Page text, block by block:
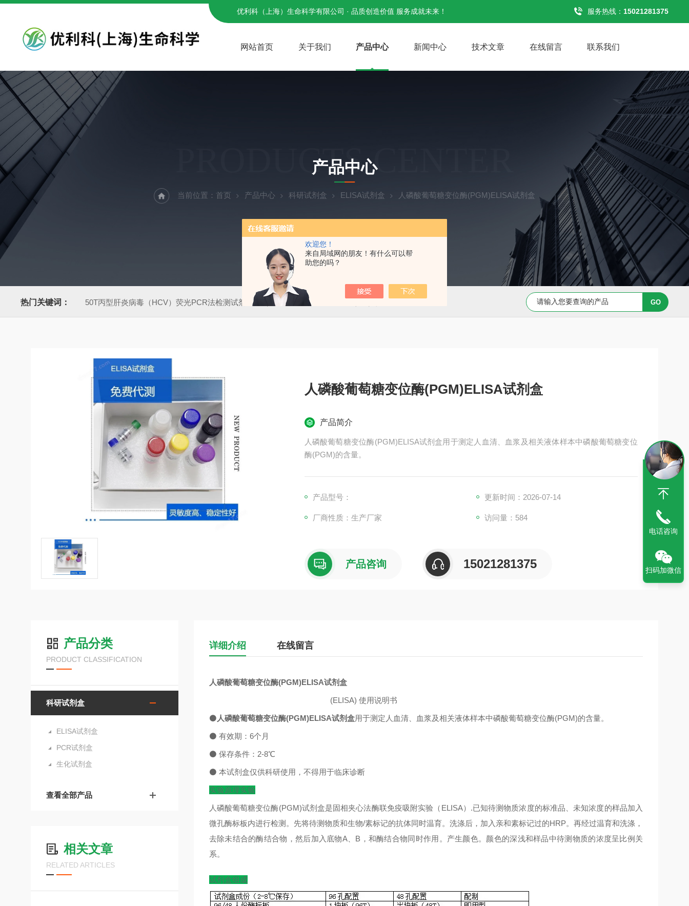
欢迎您！
来自局域网的朋友！有什么可以帮
助您的吗？
优利科（上海）生命科学有限公司 · 品质创造价值 服务成就未来！ 服务热线： 15021281375
网站首页 关于我们 产品中心 新闻中心 技术文章 在线留言 联系我们
PRODUCTS CENTER
产品中心
当前位置： 首页 产品中心 科研试剂盒 ELISA试剂盒 人磷酸葡萄糖变位酶(PGM)ELISA试剂盒
热门关键词： 50T丙型肝炎病毒（HCV）荧光PCR法检测试剂盒 50T肠道病毒通用型（EV）荧光PCR法检测试剂盒 Capan-1 细胞专用培养基 Caov-3 细胞专用培养基
人磷酸葡萄糖变位酶(PGM)ELISA试剂盒
产品简介
人磷酸葡萄糖变位酶(PGM)ELISA试剂盒用于测定人血清、血浆及相关液体样本中磷酸葡萄糖变位
酶(PGM)的含量。
产品型号： 更新时间：2026-07-14
厂商性质：生产厂家 访问量：584
产品咨询 15021281375
产品分类
PRODUCT CLASSIFICATION
科研试剂盒
ELISA试剂盒
PCR试剂盒
生化试剂盒
查看全部产品
相关文章
RELATED ARTICLES
详细介绍 在线留言
人磷酸葡萄糖变位酶(PGM)ELISA试剂盒
(ELISA) 使用说明书
⚫ 人磷酸葡萄糖变位酶(PGM)ELISA试剂盒用于测定人血清、血浆及相关液体样本中磷酸葡萄糖变位酶(PGM)的含量。
⚫ 有效期： 6个月
⚫ 保存条件： 2-8℃
⚫ 本试剂盒仅供科研使用，不得用于临床诊断
实验原理实验
人磷酸葡萄糖变位酶(PGM)试剂盒是固相夹心法酶联免疫吸附实验（ELISA）.已知待测物质浓度的标准品、未知浓度的样品加入
微孔酶标板内进行检测。先将待测物质和生物/素标记的抗体同时温育。洗涤后，加入亲和素标记过的HRP。再经过温育和洗涤，
去除未结合的酶结合物，然后加入底物A、B，和酶结合物同时作用。产生颜色。颜色的深浅和样品中待测物质的浓度呈比例关
系。
试剂盒组成
电话咨询
扫码加微信